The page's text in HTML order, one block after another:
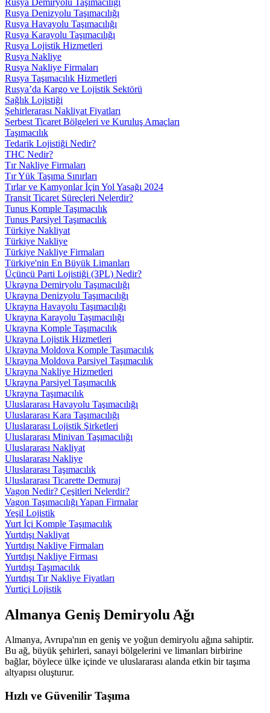
Rusya Denizyolu Taşımacılığı
Rusya Havayolu Taşımacılığı
Rusya Karayolu Taşımacılığı
Rusya Lojistik Hizmetleri
Rusya Nakliye
Rusya Nakliye Firmaları
Rusya Taşımacılık Hizmetleri
Rusya’da Kargo ve Lojistik Sektörü
Sağlık Lojistiği
Şehirlerarası Nakliyat Fiyatları
Serbest Ticaret Bölgeleri ve Kuruluş Amaçları
Taşımacılık
Tedarik Lojistiği Nedir?
THC Nedir?
Tır Nakliye Firmaları
Tır Yük Taşıma Sınırları
Tırlar ve Kamyonlar İçin Yol Yasağı 2024
Transit Ticaret Süreçleri Nelerdir?
Tunus Komple Taşımacılık
Tunus Parsiyel Taşımacılık
Türkiye Nakliyat
Türkiye Nakliye
Türkiye Nakliye Firmaları
Türkiye'nin En Büyük Limanları
Üçüncü Parti Lojistiği (3PL) Nedir?
Ukrayna Demiryolu Taşımacılığı
Ukrayna Denizyolu Taşımacılığı
Ukrayna Havayolu Taşımacılığı
Ukrayna Karayolu Taşımacılığı
Ukrayna Komple Taşımacılık
Ukrayna Lojistik Hizmetleri
Ukrayna Moldova Komple Taşımacılık
Ukrayna Moldova Parsiyel Taşımacılık
Ukrayna Nakliye Hizmetleri
Ukrayna Parsiyel Taşımacılık
Ukrayna Taşımacılık
Uluslararası Havayolu Taşımacılığı
Uluslararası Kara Taşımacılığı
Uluslararası Lojistik Şirketleri
Uluslararası Minivan Taşımacılığı
Uluslararası Nakliyat
Uluslararası Nakliye
Uluslararası Taşımacılık
Uluslararası Ticarette Demuraj
Vagon Nedir? Çeşitleri Nelerdir?
Vagon Taşımacılığı Yapan Firmalar
Yeşil Lojistik
Yurt İçi Komple Taşımacılık
Yurtdışı Nakliyat
Yurtdışı Nakliye Firmaları
Yurtdışı Nakliye Firması
Yurtdışı Taşımacılık
Yurtdışı Tır Nakliye Fiyatları
Yurtiçi Lojistik
Almanya Geniş Demiryolu Ağı
Almanya, Avrupa'nın en geniş ve yoğun demiryolu ağına sahiptir.
Bu ağ, büyük şehirleri, sanayi bölgelerini ve limanları birbirine
bağlar, böylece ülke içinde ve uluslararası alanda etkin bir taşıma
altyapısı oluşturur.
Hızlı ve Güvenilir Taşıma